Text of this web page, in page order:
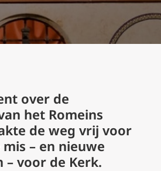
over de
het Romeins
de weg vrij voor
– en nieuwe
– voor de Kerk.